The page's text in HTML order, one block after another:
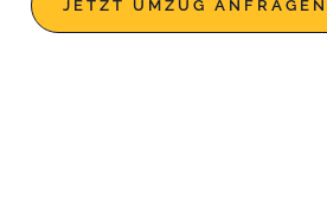
JETZT UMZUG ANFRAGEN